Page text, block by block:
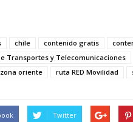
chile contenido gratis
Transportes y Telecomunicaciones
oriente ruta RED Movilidad
Twitter